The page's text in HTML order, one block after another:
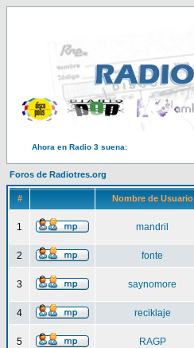
Ahora en Radio 3 suena:
Foros de Radiotres.org
# Nombre de Usuario
1 mandril
2 fonte
3 saynomore
4 reciklaje
5 RAGP